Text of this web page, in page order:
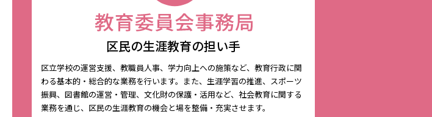
区民の生涯教育の担い手
区立学校の運営支援、教職員人事、学力向上への施策など、教育行政に関
わる基本的・総合的な業務を行います。また、生涯学習の推進、スポーツ
振興、図書館の運営・管理、文化財の保護・活用など、社会教育に関する
業務を通じ、区民の生涯教育の機会と場を整備・充実させます。